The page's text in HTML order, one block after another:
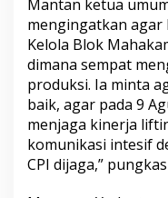
Mantan ketua
mengingatkan agar
Kelola Blok
dimana sempat
produksi. Ia minta
baik, agar pada 9
menjaga kinerja
komunikasi intesif
CPI dijaga,”